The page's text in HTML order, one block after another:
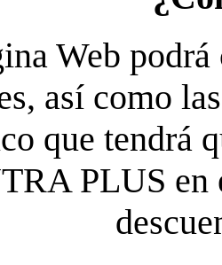
Web
así como
que tendrá
PLUS en